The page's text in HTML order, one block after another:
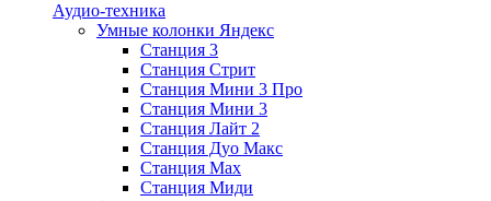
Аудио-техника
Умные колонки Яндекс
Станция 3
Станция Стрит
Станция Мини 3 Про
Станция Мини 3
Станция Лайт 2
Станция Дуо Макс
Станция Max
Станция Миди